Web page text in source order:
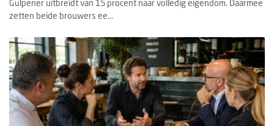
Gulpener uitbreidt van 15 procent naar volledig eigendom. Daarmee
zetten beide brouwers ee...